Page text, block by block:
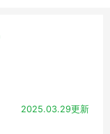
2025.03.29更新